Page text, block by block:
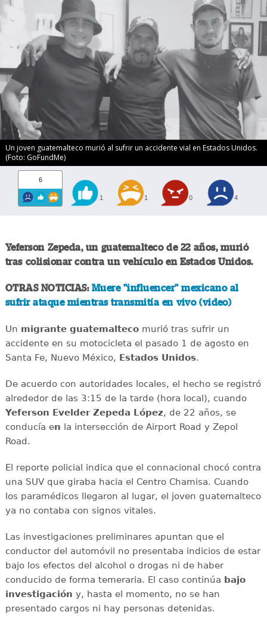
Un joven guatemalteco murió al sufrir un accidente vial en Estados Unidos.
(Foto: GoFundMe)
6
1 1 0 4
Yeferson Zepeda, un guatemalteco de 22 años, murió
tras colisionar contra un vehículo en Estados Unidos.
OTRAS NOTICIAS: Muere "influencer" mexicano al
sufrir ataque mientras transmitía en vivo (video)
Un migrante guatemaltecomurió tras sufrir un
accidente en su motocicleta el pasado 1 de agosto en
Santa Fe, Nuevo México, Estados Unidos.
De acuerdo con autoridades locales, el hecho se registró
alrededor de las 3:15 de la tarde (hora local), cuando
Yeferson Evelder Zepeda López, de 22 años, se
conducía en la intersección de Airport Road y Zepol
Road.
El reporte policial indica que el connacional chocó contra
una SUV que giraba hacia el Centro Chamisa. Cuando
los paramédicos llegaron al lugar, el joven guatemalteco
ya no contaba con signos vitales.
Las investigaciones preliminares apuntan que el
conductor del automóvil no presentaba indicios de estar
bajo los efectos del alcohol o drogas ni de haber
conducido de forma temeraria. El caso continúa bajo
investigación y, hasta el momento, no se han
presentado cargos ni hay personas detenidas.